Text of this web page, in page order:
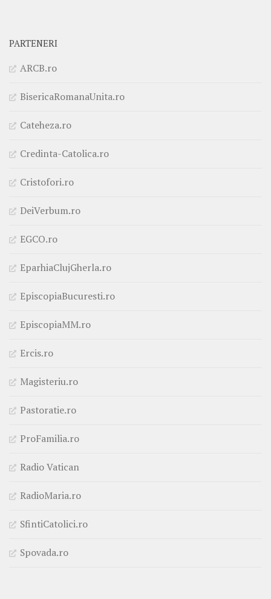
PARTENERI
ARCB.ro
BisericaRomanaUnita.ro
Cateheza.ro
Credinta-Catolica.ro
Cristofori.ro
DeiVerbum.ro
EGCO.ro
EparhiaClujGherla.ro
EpiscopiaBucuresti.ro
EpiscopiaMM.ro
Ercis.ro
Magisteriu.ro
Pastoratie.ro
ProFamilia.ro
Radio Vatican
RadioMaria.ro
SfintiCatolici.ro
Spovada.ro